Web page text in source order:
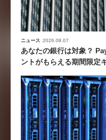
ニュース 2026.08.07
あなたの銀行は対象？
ントがもらえる期間限定